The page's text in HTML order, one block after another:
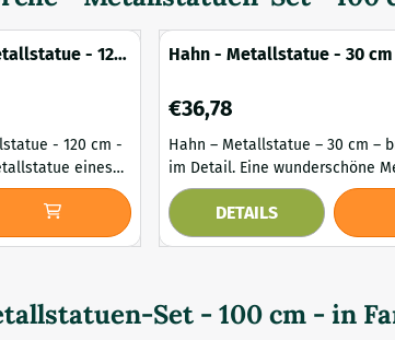
- 120
- 120 cm -
Die Statue
der für
Optik sorgt.
Umgebung!
Hahn - Metallstatue - 30
Preis: 36,78
€36,78
Hahn – Metallstatue – 30 cm –
im Detail. Eine wunderschöne Metallstatue
eines Hahns in eleganter
stilvolle Design macht es zu einer
wunderschönen Dekoration für
Hauch von rustikalem Charme. Lieferumfang :
1x Hahn, M...
DETAILS
Set - 100 cm - in